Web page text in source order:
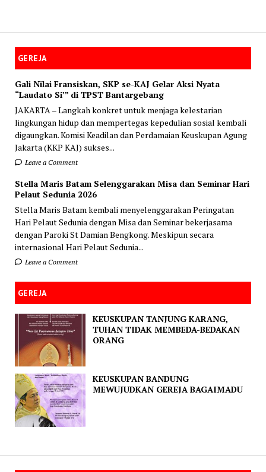
GEREJA
Gali Nilai Fransiskan, SKP se-KAJ Gelar Aksi Nyata
“Laudato Si’” di TPST Bantargebang
JAKARTA – Langkah konkret untuk menjaga kelestarian
lingkungan hidup dan mempertegas kepedulian sosial kembali
digaungkan. Komisi Keadilan dan Perdamaian Keuskupan Agung
Jakarta (KKP KAJ) sukses...
Leave a Comment
Stella Maris Batam Selenggarakan Misa dan Seminar Hari
Pelaut Sedunia 2026
Stella Maris Batam kembali menyelenggarakan Peringatan
Hari Pelaut Sedunia dengan Misa dan Seminar bekerjasama
dengan Paroki St Damian Bengkong. Meskipun secara
internasional Hari Pelaut Sedunia...
Leave a Comment
GEREJA
KEUSKUPAN TANJUNG KARANG,
TUHAN TIDAK MEMBEDA-BEDAKAN
ORANG
KEUSKUPAN BANDUNG
MEWUJUDKAN GEREJA BAGAIMADU